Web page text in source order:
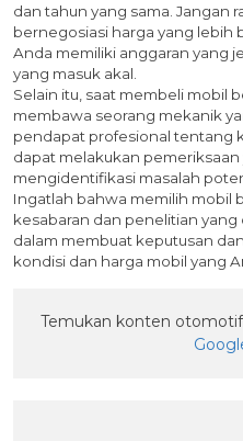
dan tahun yang sama. Jangan
bernegosiasi harga yang lebih
Anda memiliki anggaran yang
yang masuk akal.
Selain itu, saat membeli mobil
membawa seorang mekanik
pendapat profesional tentang
dapat melakukan
mengidentifikasi masalah
Ingatlah bahwa memilih mobil
kesabaran dan penelitian
dalam membuat keputusan
kondisi dan harga mobil yang
Temukan konten